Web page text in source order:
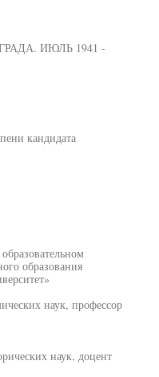
ИЮЛЬ 1941 -
кандидата
образования
наук, профессор
наук, доцент